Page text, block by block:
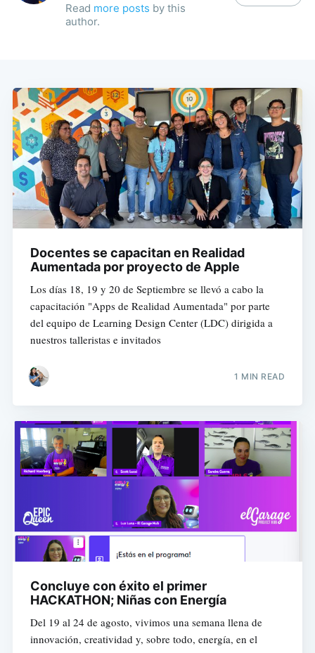
Read more posts by this
author.
Docentes se capacitan en Realidad
Aumentada por proyecto de Apple
Los días 18, 19 y 20 de Septiembre se llevó a cabo la
capacitación "Apps de Realidad Aumentada" por parte
del equipo de Learning Design Center (LDC) dirigida a
nuestros talleristas e invitados
1 MIN READ
Concluye con éxito el primer
HACKATHON; Niñas con Energía
Del 19 al 24 de agosto, vivimos una semana llena de
innovación, creatividad y, sobre todo, energía, en el